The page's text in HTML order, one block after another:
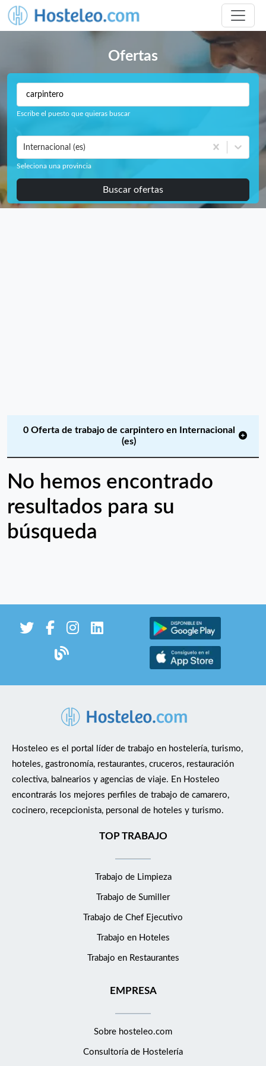
Ofertas
Escribe el puesto que quieras buscar
Internacional (es)
Seleciona una provincia
Buscar ofertas
0 Oferta de trabajo de carpintero en Internacional
(es)
No hemos encontrado
resultados para su
búsqueda
Hosteleo es el portal líder de trabajo en hostelería, turismo,
hoteles, gastronomía, restaurantes, cruceros, restauración
colectiva, balnearios y agencias de viaje. En Hosteleo
encontrarás los mejores perfiles de trabajo de camarero,
cocinero, recepcionista, personal de hoteles y turismo.
TOP TRABAJO
Trabajo de Limpieza
Trabajo de Sumiller
Trabajo de Chef Ejecutivo
Trabajo en Hoteles
Trabajo en Restaurantes
EMPRESA
Sobre hosteleo.com
Consultoría de Hostelería